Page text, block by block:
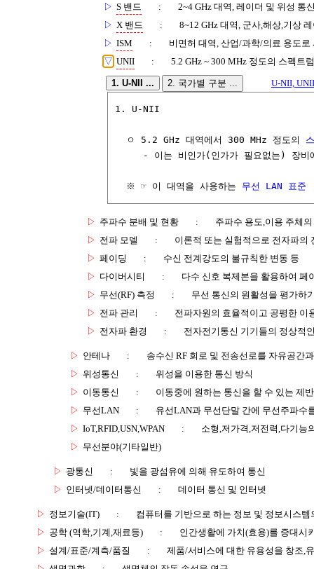
▷ S 밴드 :
2~4 GHz 대역, 레이더 및 위성 통
▷ X 밴드 :
8~12 GHz 대역, 군사,해상,기상
▷ ISM :
비면허 대역, 산업/과학/의료 용도로
▽ UNII : 5.2 GHz ~ 300 MHz 정도의 스펙트
1. U-NII ... 2. 국가별 구분 ... U-NII,
1. U-NII
  ㅇ 5.2 GHz 대역에서 300 MHz 정도의
- 이는 비인가(인가가 필요없는) 장비
  ※ ☞ 이 대역을 사용하는
무선 LAN 표준
▷ 주파수 분배 및 현황 :
주파수 용도,이용 주체
▷ 전파 모델 :
이론적 또는 실험적으로 전자파의
▷ 페이딩 :
수신 전계강도의 불규칙한 변동 등
▷ 다이버시티 :
다수 신호 복제본을 활용하여 페
▷ 무선(RF) 측정 :
무선 통신의 원활성을 평가하
▷ 전파 관리 :
전파자원의 효율적이고 공평한 이
▷ 전자파 환경 : 전자전기통신 기기들의 정상적
▷ 안테나 :
송수신 RF 회로 및 전송선로를 자유공간
▷ 위성통신 :
위성을 이용한 통신 방식
▷ 이동통신 :
이동중에 원하는 통신을 할 수 있는 제
▷ 무선LAN :
유선LAN과 무선단말 간에 무선주파수
▷ IoT,RFID,USN,WPAN :
소형,저가격,저전력,다기능
▷ 무선분야(기타일반)
▷ 광통신 :
빛을 광섬유에 의해 유도하여 통신
▷ 인터넷/데이터통신 : 데이터 통신 및 인터넷
▷ 정보기술(IT) :
컴퓨터를 기반으로 하는 정보 및 정보시스템
▷ 공학 (역학,기계,재료등) :
인간생활에 가치(효용)를 증대시
▷ 설계/표준/계측/품질 :
제품/서비스에 대한 유용성을 창조,